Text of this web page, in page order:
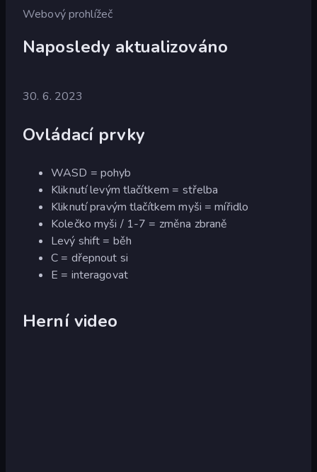
Webový prohlížeč
Naposledy aktualizováno
30. 6. 2023
Ovládací prvky
WASD = pohyb
Kliknutí levým tlačítkem = střelba
Kliknutí pravým tlačítkem myši = mířidlo
Kolečko myši / 1-7 = změna zbraně
Levý shift = běh
C = dřepnout si
E = interagovat
Herní video